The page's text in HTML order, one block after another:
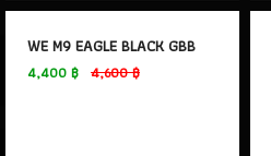
WE M9 EAGLE BLACK GBB
4,400 ฿ 4,600 ฿